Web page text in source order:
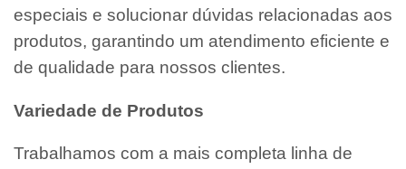
especiais e solucionar dúvidas relacionadas aos
produtos, garantindo um atendimento eficiente e
de qualidade para nossos clientes.
Variedade de Produtos
Trabalhamos com a mais completa linha de